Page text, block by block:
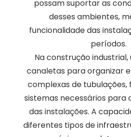
possam suportar as
desses ambientes,
funcionalidade das
períodos.
Na construção
canaletas para organizar
complexas de tubulações,
sistemas necessários para
das instalações. A
diferentes tipos de